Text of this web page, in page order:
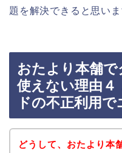
題を解決できると思いま
おたより本舗
使えない理由４
ドの不正利用
どうして、おたより本